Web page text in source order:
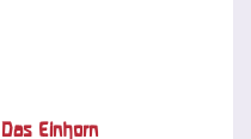
Das Einhorn